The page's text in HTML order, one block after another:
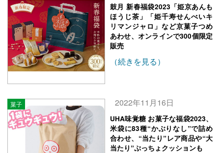
鼓月 新春福袋2023「姫京あんも
ほうじ茶」「姫千寿せんべいキ
リマンジャロ」など京菓子つめ
あわせ、オンラインで300個限定
販売
（続きを見る）
菓子 2022年11月16日
UHA味覚糖 お菓子な福袋2023、
米袋に83種“かぶりなし”で詰め
合わせ、“当たり”レア商品や“大
当たり”ぷっちょクッションも